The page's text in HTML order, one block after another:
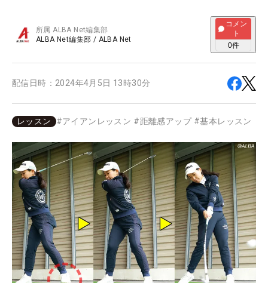
所属ALBA Net編集部
ALBA Net編集部 / ALBA Net
コメン
ト
0件
配信日時： 2024年4月5日 13時30分
レッスン #アイアンレッスン #距離感アップ #基本レッスン